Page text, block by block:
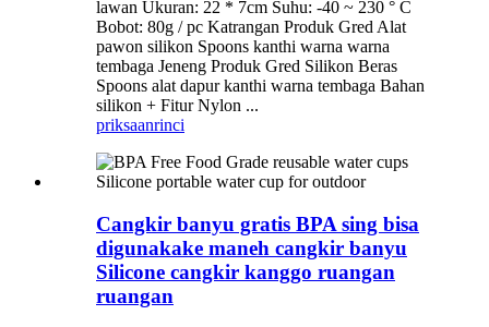
lawan Ukuran: 22 * ​​7cm Suhu: -40 ~ 230 ° C
Bobot: 80g / pc Katrangan Produk Gred Alat
pawon silikon Spoons kanthi warna warna
tembaga Jeneng Produk Gred Silikon Beras
Spoons alat dapur kanthi warna tembaga Bahan
silikon + Fitur Nylon ...
priksaanrinci
Cangkir banyu gratis BPA sing bisa
digunakake maneh cangkir banyu
Silicone cangkir kanggo ruangan
ruangan